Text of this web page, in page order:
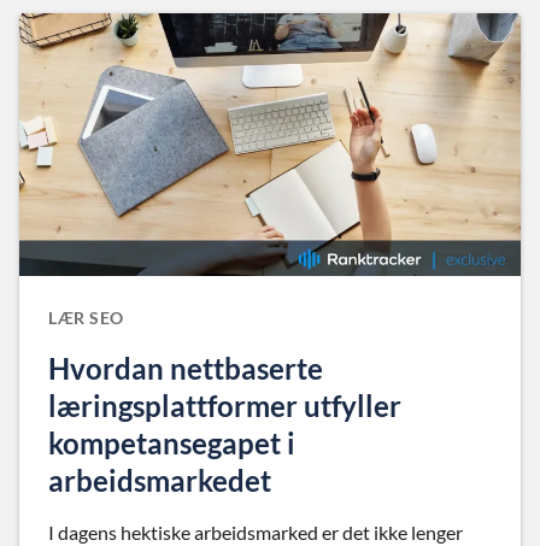
LÆR SEO
Hvordan nettbaserte
læringsplattformer utfyller
kompetansegapet i
arbeidsmarkedet
I dagens hektiske arbeidsmarked er det ikke lenger